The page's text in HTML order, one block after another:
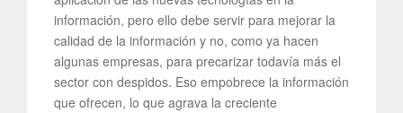
información, pero ello debe servir para mejorar la
calidad de la información y no, como ya hacen
algunas empresas, para precarizar todavía más el
sector con despidos. Eso empobrece la información
que ofrecen, lo que agrava la creciente